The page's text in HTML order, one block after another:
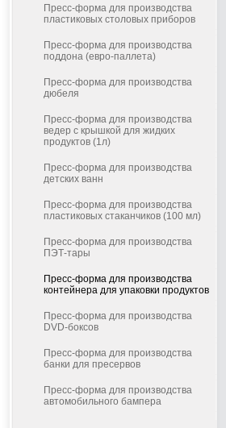
Пресс-форма для производства
пластиковых столовых приборов
Пресс-форма для производства
поддона (евро-паллета)
Пресс-форма для производства
дюбеля
Пресс-форма для производства
ведер с крышкой для жидких
продуктов (1л)
Пресс-форма для производства
детских ванн
Пресс-форма для производства
пластиковых стаканчиков (100 мл)
Пресс-форма для производства
ПЭТ-тары
Пресс-форма для производства
контейнера для упаковки продуктов
Пресс-форма для производства
DVD-боксов
Пресс-форма для производства
банки для пресервов
Пресс-форма для производства
автомобильного бампера